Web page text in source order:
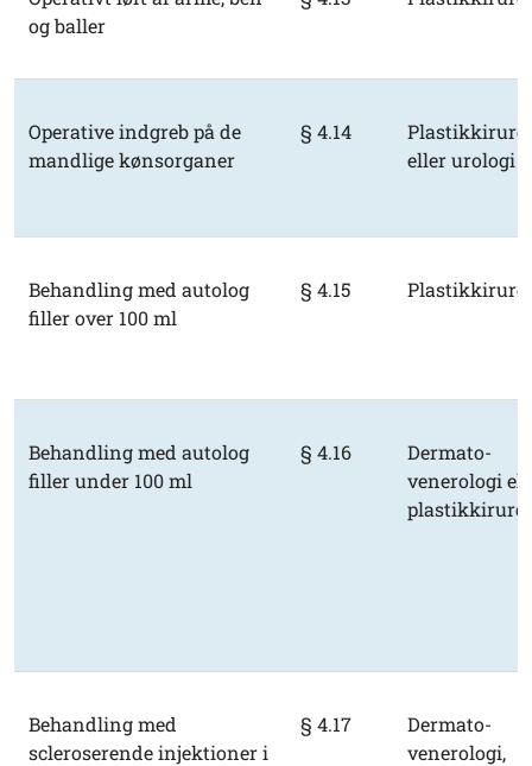
og baller
Operative indgreb på de
mandlige kønsorganer
§ 4.14
Plastikkirurgi
eller urologi
Behandling med autolog
filler over 100 ml
§ 4.15 Plastikkirurgi
Behandling med autolog
filler under 100 ml
§ 4.16
Dermato-
venerologi
plastikkirurgi
Behandling med
scleroserende injektioner i
§ 4.17
Dermato-
venerologi,